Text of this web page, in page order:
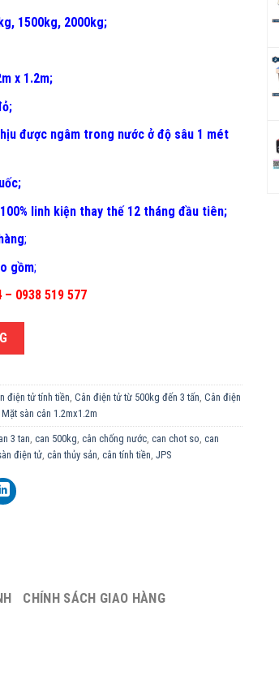
1500kg, 2000kg;
x 1.2m;
được ngâm trong nước ở độ sâu 1 mét
linh kiện thay thế 12 tháng đầu tiên;
;
gồm;
– 0938 519 577
1.2X1.2M số lượng
điện tử tính tiền, Cân điện tử từ 500kg đến 3 tấn, Cân điện
Mặt sàn cân 1.2mx1.2m
3 tan, can 500kg, cân chống nước, can chot so, can
điện tử, cân thủy sản, cân tính tiền, JPS
CHÍNH SÁCH GIAO HÀNG